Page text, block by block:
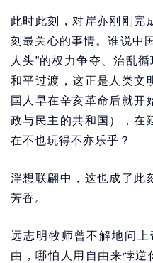
此时此刻，对岸亦刚刚完
刻最关心的事情。谁说中
人头”的权力争夺、治乱循
和平过渡，这正是人类文
国人早在辛亥革命后就开
政与民主的共和国），在
在不也玩得不亦乐乎？
浮想联翩中，这也成了此
芳香。
远志明牧师曾不解地问
由，哪怕人用自由来悖逆